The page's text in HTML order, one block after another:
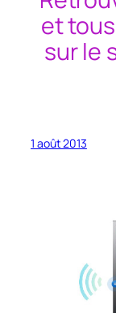
et
sur le
1 août 2013